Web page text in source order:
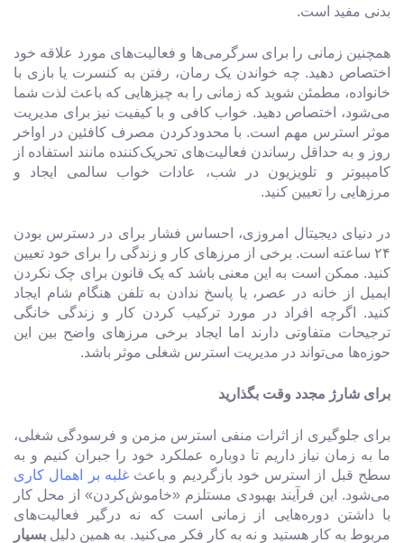
بدنی مفید است.
همچنین زمانی را برای سرگرمی‌ها و فعالیت‌های مورد علاقه خود
اختصاص دهید. چه خواندن یک رمان، رفتن به کنسرت یا بازی با
خانواده، مطمئن شوید که زمانی را به چیزهایی که باعث لذت شما
می‌شود، اختصاص دهید. خواب کافی و با کیفیت نیز برای مدیریت
موثر استرس مهم است. با محدودکردن مصرف کافئین در اواخر
روز و به حداقل رساندن فعالیت‌های تحریک‌کننده مانند استفاده از
کامپیوتر و تلویزیون در شب، عادات خواب سالمی ایجاد و
مرزهایی را تعیین کنید.
در دنیای دیجیتال امروزی، احساس فشار برای در دسترس بودن
۲۴ ساعته است. برخی از مرزهای کار و زندگی را برای خود تعیین
کنید. ممکن است به این معنی باشد که یک قانون برای چک نکردن
ایمیل از خانه در عصر، یا پاسخ ندادن به تلفن هنگام شام ایجاد
کنید. اگرچه افراد در مورد ترکیب کردن کار و زندگی خانگی
ترجیحات متفاوتی دارند اما ایجاد برخی مرزهای واضح بین این
حوزه‌ها می‌تواند در مدیریت استرس شغلی موثر باشد.
برای شارژ مجدد وقت بگذارید
برای جلوگیری از اثرات منفی استرس مزمن و فرسودگی شغلی،
ما به زمان نیاز داریم تا دوباره عملکرد خود را جبران کنیم و به
سطح قبل از استرس خود بازگردیم و باعثغلبه بر اهمال کاری
می‌شود. این فرآیند بهبودی مستلزم «خاموش‌کردن» از محل کار
با داشتن دوره‌هایی از زمانی است که نه درگیر فعالیت‌های
مربوط به کار هستید و نه به کار فکر می‌کنید. به همین دلیل بسیار